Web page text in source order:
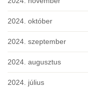
2024. október
2024. szeptember
2024. augusztus
2024. július